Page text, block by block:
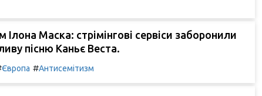
Ілона Маска: стрімінгові сервіси заборонили
пісню Каньє Веста.
Європа #Антисемітизм